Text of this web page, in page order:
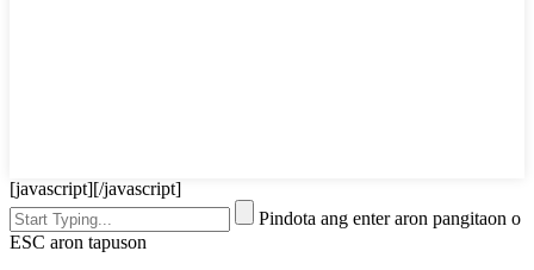
[javascript][/javascript]
Pindota ang enter aron pangitaon o
ESC aron tapuson